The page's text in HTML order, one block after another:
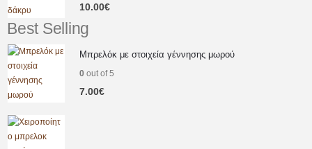
10.00€
Best Selling
Μπρελόκ με στοιχεία γέννησης μωρού
0 out of 5
7.00€